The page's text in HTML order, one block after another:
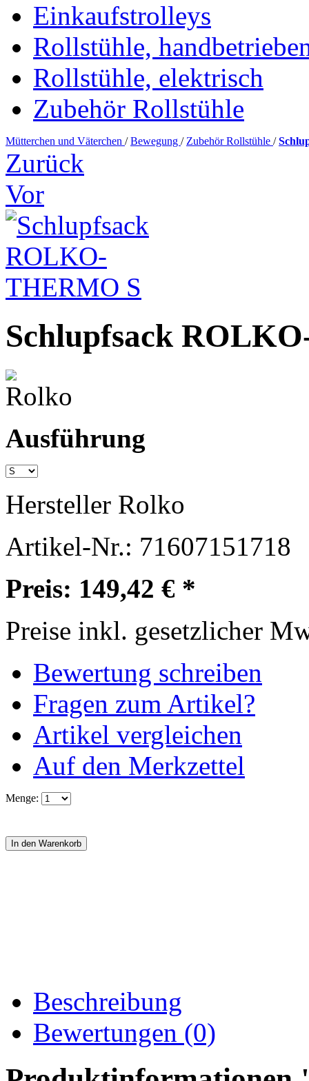
Einkaufstrolleys
Rollstühle,
Rollstühle, elektrisch
Zubehör Rollstühle
Mütterchen und Väterchen / Bewegung / Zubehör Rollstühle /
Zurück
Vor
Schlupfsack
Ausführung
Hersteller Rolko
Artikel-Nr.: 71607151718
Preis: 149,42 € *
Preise inkl. gesetzlicher
Bewertung schreiben
Fragen zum Artikel?
Artikel vergleichen
Auf den Merkzettel
Menge:
Beschreibung
Bewertungen (0)